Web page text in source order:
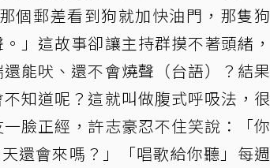
個郵差看到狗就加快油門，那隻狗
」這故事卻讓主持群摸不著頭緒，
能吠、還不會燒聲（台語）？結果
知道呢？這就叫做腹式呼吸法，很
臉正經，許志豪忍不住笑說：「你
還會來嗎？」「唱歌給你聽」每週